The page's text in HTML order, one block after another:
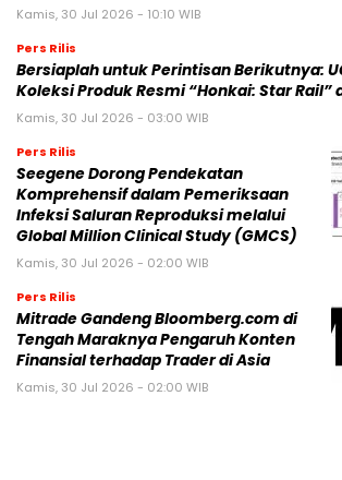
Kamis, 30 Jul 2026 - 10:10 WIB
Pers Rilis
Bersiaplah untuk Perintisan Berikutnya:
Koleksi Produk Resmi “Honkai: Star Rail”
Kamis, 30 Jul 2026 - 03:00 WIB
Pers Rilis
Seegene Dorong Pendekatan
Komprehensif dalam Pemeriksaan
Infeksi Saluran Reproduksi melalui
Global Million Clinical Study (GMCS)
Kamis, 30 Jul 2026 - 02:00 WIB
Pers Rilis
Mitrade Gandeng Bloomberg.com di
Tengah Maraknya Pengaruh Konten
Finansial terhadap Trader di Asia
Kamis, 30 Jul 2026 - 02:00 WIB